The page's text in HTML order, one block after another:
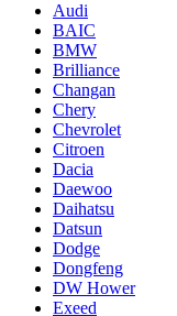
Audi
BAIC
BMW
Brilliance
Changan
Chery
Chevrolet
Citroen
Dacia
Daewoo
Daihatsu
Datsun
Dodge
Dongfeng
DW Hower
Exeed